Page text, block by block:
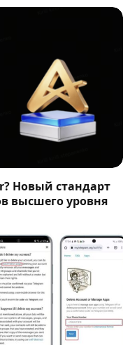
Новый стандарт
высшего уровня